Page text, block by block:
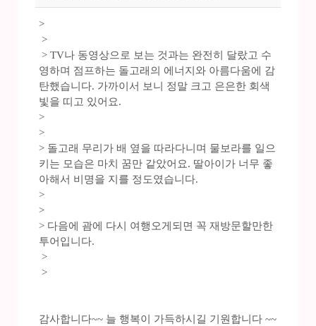
>
>
> TV나 동영상으로 보는 것과는 완전히 달랐고 수
영하며 점프하는 돌고래의 에너지와 아름다움에 감
탄했습니다. 가까이서 보니 정말 크고 은은한 회색
빛을 띠고 있어요.
>
>
> 돌고래 무리가 배 옆을 따라다니며 물보라를 일으
키는 모습은 마치 꿈만 같았어요. 딸아이가 너무 좋
아해서 비명을 지를 정도였습니다.
>
>
> 다음에 괌에 다시 여행오게되면 꼭 재방문할만한
투어입니다.
>
>
감사합니다~~ 늘 행복이 가득하시길 기원합니다 ~~